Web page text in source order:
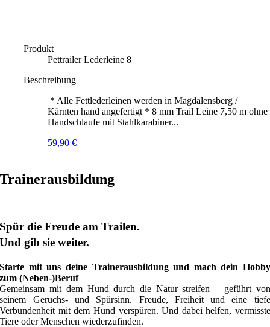
Produkt
Pettrailer Lederleine 8
Beschreibung
* Alle Fettlederleinen werden in Magdalensberg /
Kärnten hand angefertigt * 8 mm Trail Leine 7,50 m ohne
Handschlaufe mit Stahlkarabiner...
59,90€
Trainerausbildung
Spür die Freude am Trailen.
Und gib sie weiter.
Starte mit uns deine Trainerausbildung und mach dein Hobby
zum (Neben-)Beruf
Gemeinsam mit dem Hund durch die Natur streifen – geführt von
seinem Geruchs- und Spürsinn. Freude, Freiheit und eine tiefe
Verbundenheit mit dem Hund verspüren. Und dabei helfen, vermisste
Tiere oder Menschen wiederzufinden.